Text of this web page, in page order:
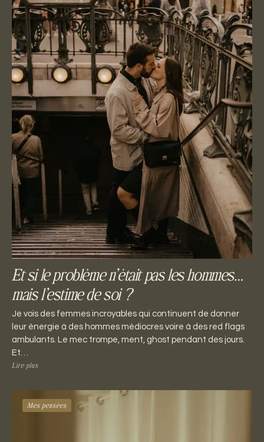
Et si le problème n’était pas les hommes…
mais l’estime de soi ?
Je vois des femmes incroyables qui continuent de donner
leur énergie à des hommes médiocres voire à des red flags
ambulants. Le mec trompe, ment, ghost pendant des jours.
Et…
Lire plus
Mes pensées